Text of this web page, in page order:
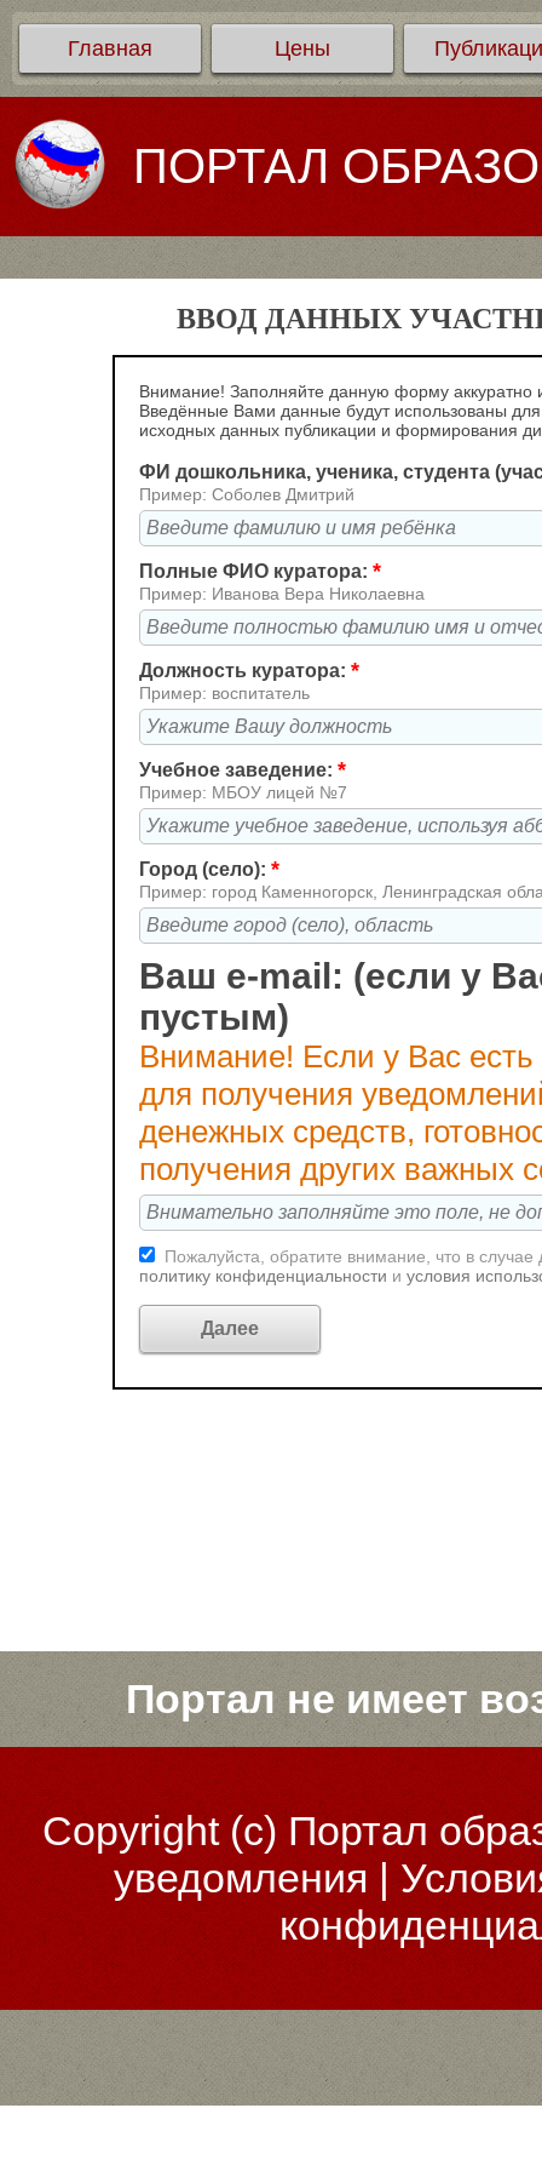
Главная Цены
ПОРТАЛ
ВВОД ДАННЫХ
Внимание! Заполняйте данную форму аккуратно
Введённые Вами данные будут использованы
исходных данных публикации и формирования
ФИ дошкольника, ученика, студента
Пример: Соболев Дмитрий
Полные ФИО куратора: *
Пример: Иванова Вера Николаевна
Должность куратора: *
Пример: воспитатель
Учебное заведение: *
Пример: МБОУ лицей №7
Город (село): *
Пример: город Каменногорск, Ленинградская
Ваш e-mail: (если у
пустым)
Внимание! Если у Вас
для получения
денежных средств,
получения других важных
Пожалуйста, обратите внимание, что в
политику конфиденциальности и условия
Портал не имеет
Copyright (c)Портал
уведомления |